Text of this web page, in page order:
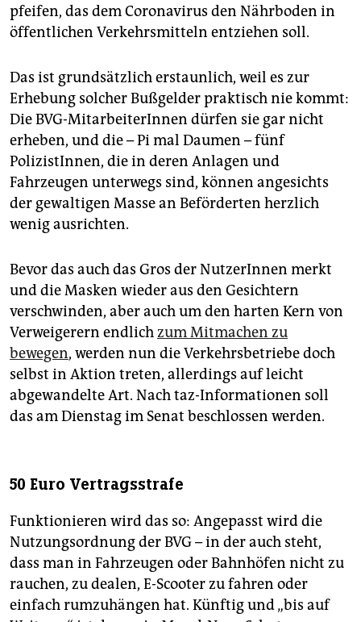
pfeifen, das dem Coronavirus den Nährboden in
öffentlichen Verkehrsmitteln entziehen soll.
Das ist grundsätzlich erstaunlich, weil es zur
Erhebung solcher Bußgelder praktisch nie kommt:
Die BVG-MitarbeiterInnen dürfen sie gar nicht
erheben, und die – Pi mal Daumen – fünf
PolizistInnen, die in deren Anlagen und
Fahrzeugen unterwegs sind, können angesichts
der gewaltigen Masse an Beförderten herzlich
wenig ausrichten.
Bevor das auch das Gros der NutzerInnen merkt
und die Masken wieder aus den Gesichtern
verschwinden, aber auch um den harten Kern von
Verweigerern endlichzum Mitmachen zu
bewegen, werden nun die Verkehrsbetriebe doch
selbst in Aktion treten, allerdings auf leicht
abgewandelte Art. Nach taz-Informationen soll
das am Dienstag im Senat beschlossen werden.
50 Euro Vertragsstrafe
Funktionieren wird das so: Angepasst wird die
Nutzungsordnung der BVG – in der auch steht,
dass man in Fahrzeugen oder Bahnhöfen nicht zu
rauchen, zu dealen, E-Scooter zu fahren oder
einfach rumzuhängen hat. Künftig und „bis auf